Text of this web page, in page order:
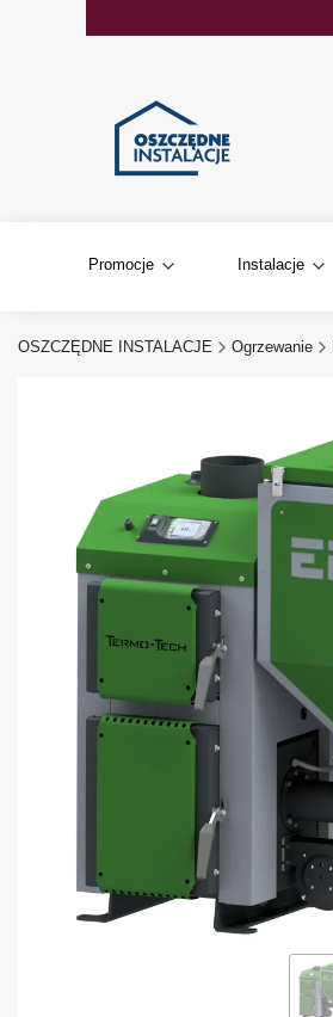
Promocje Instalacje
OSZCZĘDNE INSTALACJE Ogrzewanie